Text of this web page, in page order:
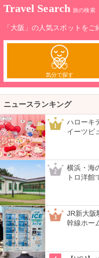
Travel Search 旅の検索
「大阪」の人気スポットをご
気分で探す
ニュースランキング
1
ハローキ
イーツビ
2
横浜・海
トロ洋館
3
JR新大阪
幹線ホー